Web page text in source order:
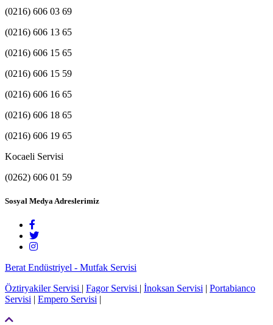
(0216) 606 03 69
(0216) 606 13 65
(0216) 606 15 65
(0216) 606 15 59
(0216) 606 16 65
(0216) 606 18 65
(0216) 606 19 65
Kocaeli Servisi
(0262) 606 01 59
Sosyal Medya Adreslerimiz
Berat Endüstriyel - Mutfak Servisi
Öztiryakiler Servisi | Fagor Servisi | İnoksan Servisi | Portabianco
Servisi | Empero Servisi |